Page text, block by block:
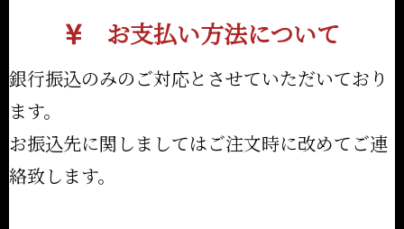
お支払い方法について
銀行振込のみのご対応とさせていただいており
ます。
お振込先に関しましてはご注文時に改めてご連
絡致します。